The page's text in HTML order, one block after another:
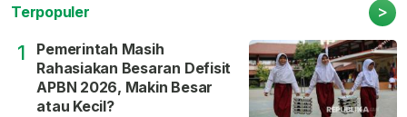
Terpopuler >
1
Pemerintah Masih
Rahasiakan Besaran Defisit
APBN 2026, Makin Besar
atau Kecil?